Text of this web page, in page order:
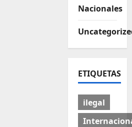
Nacionales
ETIQUETAS
ilegal